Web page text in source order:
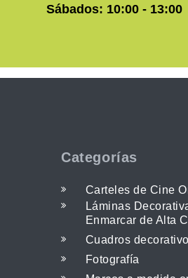
Sábados: 10:00 - 13:00
Categorías
Carteles de Cine
Láminas
Enmarcar de Alta
Cuadros
Fotografía